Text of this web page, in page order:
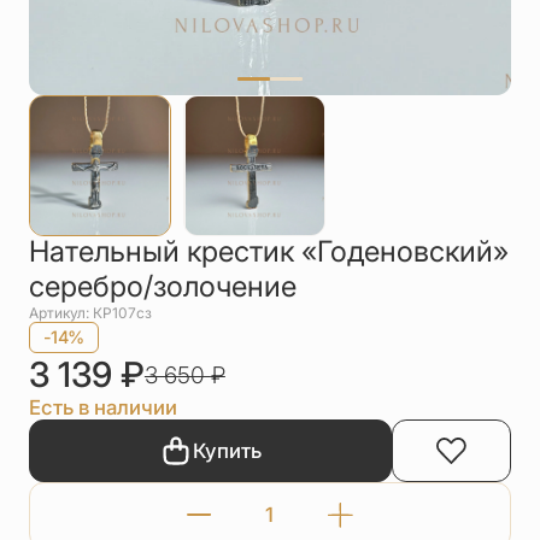
Чётки
Шнурки на
Другое
Нательный крестик «Годеновский»
серебро/золочение
Артикул: КР107сз
-14%
3 139 ₽3 650₽
Есть в наличии
Купить
Количество